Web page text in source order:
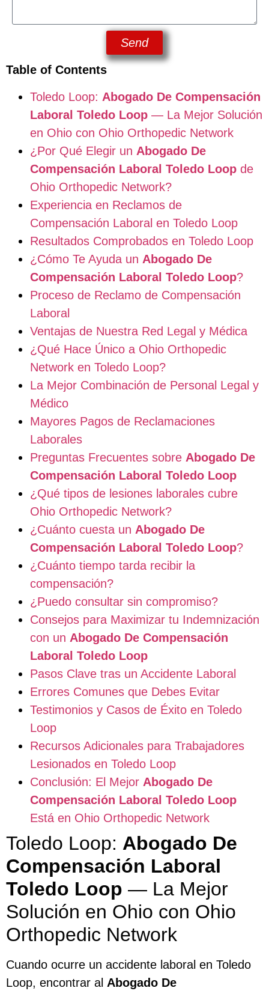
Send
Table of Contents
Toledo Loop: Abogado De Compensación
Laboral Toledo Loop — La Mejor Solución
en Ohio con Ohio Orthopedic Network
¿Por Qué Elegir un Abogado De
Compensación Laboral Toledo Loop de
Ohio Orthopedic Network?
Experiencia en Reclamos de
Compensación Laboral en Toledo Loop
Resultados Comprobados en Toledo Loop
¿Cómo Te Ayuda un Abogado De
Compensación Laboral Toledo Loop?
Proceso de Reclamo de Compensación
Laboral
Ventajas de Nuestra Red Legal y Médica
¿Qué Hace Único a Ohio Orthopedic
Network en Toledo Loop?
La Mejor Combinación de Personal Legal y
Médico
Mayores Pagos de Reclamaciones
Laborales
Preguntas Frecuentes sobre Abogado De
Compensación Laboral Toledo Loop
¿Qué tipos de lesiones laborales cubre
Ohio Orthopedic Network?
¿Cuánto cuesta un Abogado De
Compensación Laboral Toledo Loop?
¿Cuánto tiempo tarda recibir la
compensación?
¿Puedo consultar sin compromiso?
Consejos para Maximizar tu Indemnización
con un Abogado De Compensación
Laboral Toledo Loop
Pasos Clave tras un Accidente Laboral
Errores Comunes que Debes Evitar
Testimonios y Casos de Éxito en Toledo
Loop
Recursos Adicionales para Trabajadores
Lesionados en Toledo Loop
Conclusión: El Mejor Abogado De
Compensación Laboral Toledo Loop
Está en Ohio Orthopedic Network
Toledo Loop: Abogado De
Compensación Laboral
Toledo Loop — La Mejor
Solución en Ohio con Ohio
Orthopedic Network
Cuando ocurre un accidente laboral en Toledo
Loop, encontrar al Abogado De